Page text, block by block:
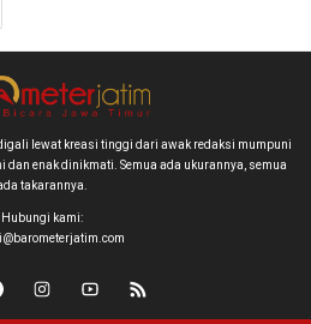
lewat kreasi tinggi dari awak redaksi mumpuni
enak dinikmati. Semua ada ukurannya, semua
takarannya.
Hubungi kami: